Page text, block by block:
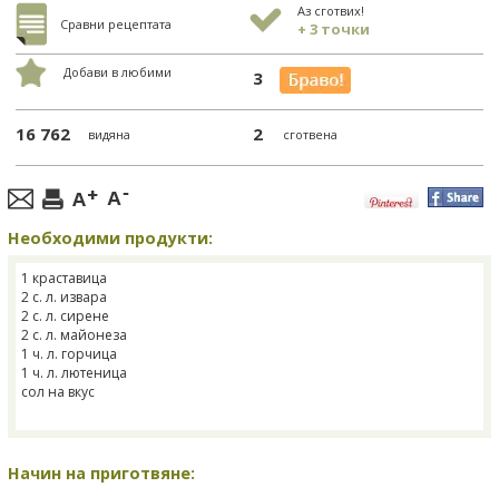
Сравни рецептата
Аз сготвих!
+ 3 точки
Добави в любими 3
16 762 видяна 2 сготвена
Необходими продукти:
1 краставица
2 с. л. извара
2 с. л. сирене
2 с. л. майонеза
1 ч. л. горчица
1 ч. л. лютеница
сол на вкус
Начин на приготвяне: